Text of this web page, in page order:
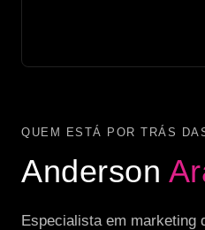
QUEM ESTÁ POR TRÁS
Anderson
Especialista em marketing